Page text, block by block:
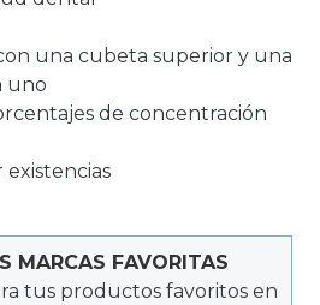
una cubeta superior y una
uno
de concentración
existencias
MARCAS FAVORITAS
tus productos favoritos en